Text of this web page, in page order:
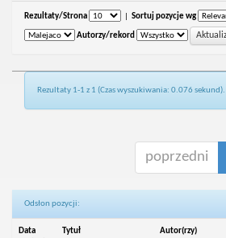
Rezultaty/Strona Sortuj pozycje wg
Autorzy/rekord
Rezultaty 1-1 z 1 (Czas wyszukiwania: 0.076 sekund).
poprzedni
Odsłon pozycji:
Data
Tytuł Autor(rzy)